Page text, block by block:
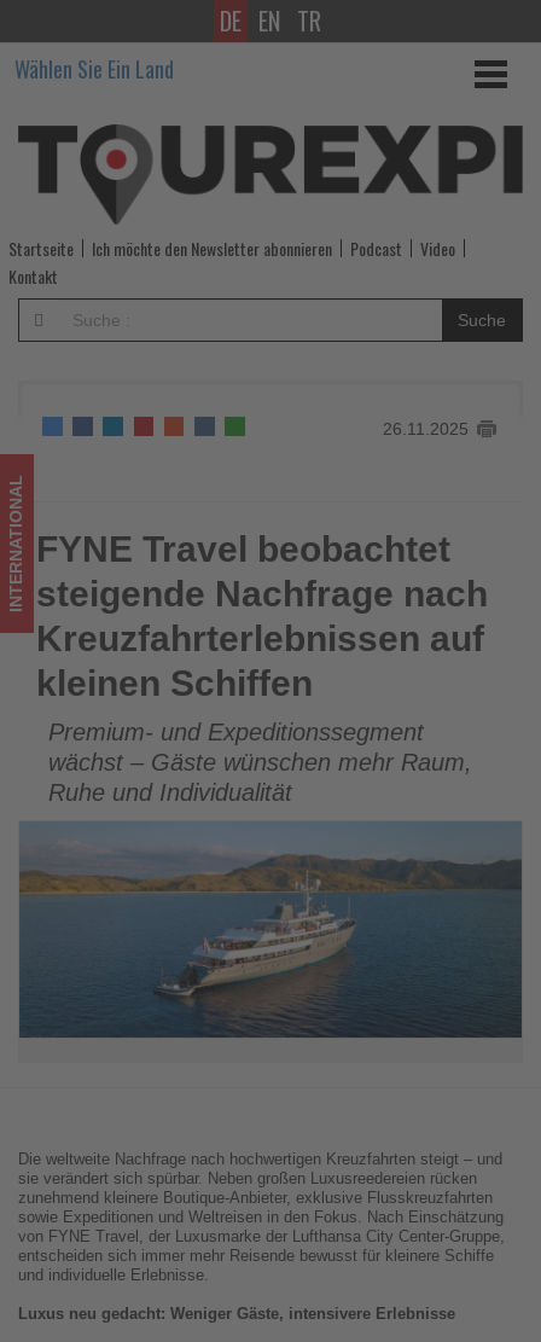
FYNE
Travel
beobachtet
steigende
Nachfrage
nach
Kreuzfahrterlebnissen
kleinen
Schiffen
-
Wissen,
was
im
Tourismus
los
ist!
DE EN TR
Wählen Sie Ein Land
Startseite Ich möchte den Newsletter abonnieren Podcast
Video
Kontakt
Suche
26.11.2025
FYNE Travel beobachtet steigende Nachfrage nach
Kreuzfahrterlebnissen auf kleinen Schiffen
INTERNATIONAL FYNE Travel beobachtet
steigende Nachfrage nach
Kreuzfahrterlebnissen auf
kleinen Schiffen
Premium- und Expeditionssegment
wächst – Gäste wünschen mehr Raum,
Ruhe und Individualität
Die weltweite Nachfrage nach hochwertigen Kreuzfahrten steigt – und
sie verändert sich spürbar. Neben großen Luxusreedereien rücken
zunehmend kleinere Boutique-Anbieter, exklusive Flusskreuzfahrten
sowie Expeditionen und Weltreisen in den Fokus. Nach Einschätzung
von FYNE Travel, der Luxusmarke der Lufthansa City Center-Gruppe,
entscheiden sich immer mehr Reisende bewusst für kleinere Schiffe
und individuelle Erlebnisse.
Luxus neu gedacht: Weniger Gäste, intensivere Erlebnisse